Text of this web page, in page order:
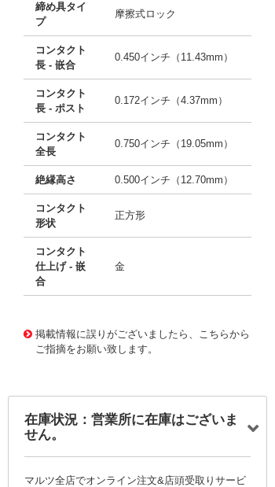
締め具タイ
プ
摩擦式ロック
コンタクト
長 - 嵌合
0.450インチ（11.43mm）
コンタクト
長 - ポスト
0.172インチ（4.37mm）
コンタクト
全長
0.750インチ（19.05mm）
絶縁高さ 0.500インチ（12.70mm）
コンタクト
形状
正方形
コンタクト
仕上げ - 嵌
合
金
掲載情報に誤りがございましたら、こちらから
ご指摘をお願い致します。
在庫状況：営業所に在庫はございま
せん。
マルツ全店でオンライン注文&店頭受取りサービ